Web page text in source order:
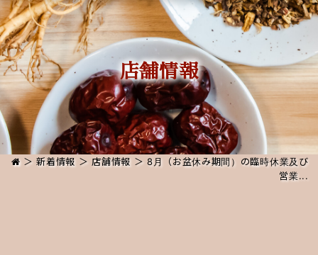
店舗情報
＞新着情報 ＞ 店舗情報＞ 8月（お盆休み期間）の臨時休業及び
営業...